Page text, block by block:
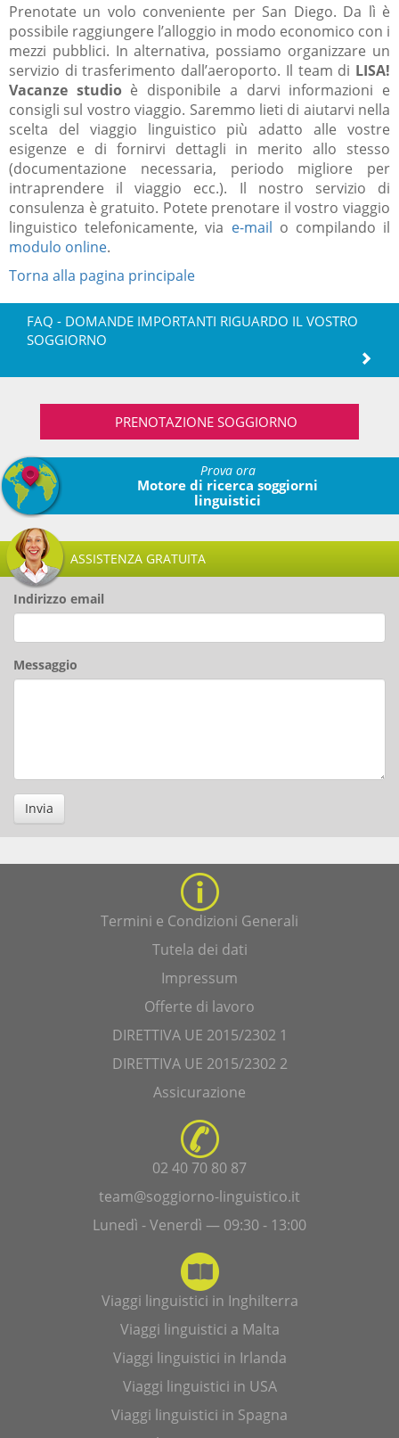
Prenotate un volo conveniente per San Diego. Da lì è
possibile raggiungere l’alloggio in modo economico con i
mezzi pubblici. In alternativa, possiamo organizzare un
servizio di trasferimento dall’aeroporto. Il team di LISA!
Vacanze studioè disponibile a darvi informazioni e
consigli sul vostro viaggio. Saremmo lieti di aiutarvi nella
scelta del viaggio linguistico più adatto alle vostre
esigenze e di fornirvi dettagli in merito allo stesso
(documentazione necessaria, periodo migliore per
intraprendere il viaggio ecc.). Il nostro servizio di
consulenza è gratuito. Potete prenotare il vostro viaggio
linguistico telefonicamente, via e-mail o compilando il
modulo online.
Torna alla pagina principale
FAQ - DOMANDE IMPORTANTI RIGUARDO IL VOSTRO
SOGGIORNO
PRENOTAZIONE SOGGIORNO
Prova ora
Motore di ricerca soggiorni
linguistici
ASSISTENZA GRATUITA
Indirizzo email
Messaggio
Invia
Termini e Condizioni Generali
Tutela dei dati
Impressum
Offerte di lavoro
DIRETTIVA UE 2015/2302 1
DIRETTIVA UE 2015/2302 2
Assicurazione
02 40 70 80 87
team@soggiorno-linguistico.it
Lunedì - Venerdì — 09:30 - 13:00
Viaggi linguistici in Inghilterra
Viaggi linguistici a Malta
Viaggi linguistici in Irlanda
Viaggi linguistici in USA
Viaggi linguistici in Spagna